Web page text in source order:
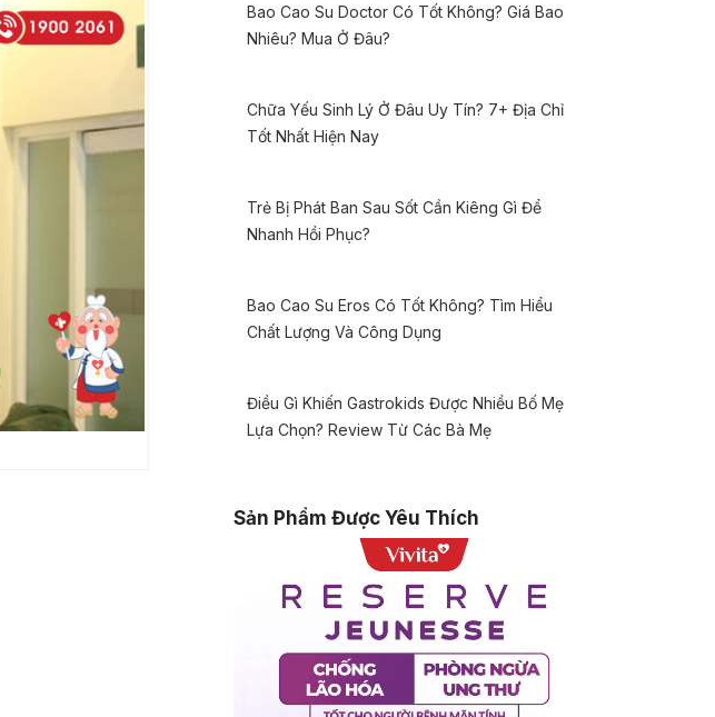
Bao Cao Su Doctor Có Tốt Không? Giá Bao
Nhiêu? Mua Ở Đâu?
Chữa Yếu Sinh Lý Ở Đâu Uy Tín? 7+ Địa Chỉ
Tốt Nhất Hiện Nay
Trẻ Bị Phát Ban Sau Sốt Cần Kiêng Gì Để
Nhanh Hồi Phục?
Bao Cao Su Eros Có Tốt Không? Tìm Hiểu
Chất Lượng Và Công Dụng
Điều Gì Khiến Gastrokids Được Nhiều Bố Mẹ
Lựa Chọn? Review Từ Các Bà Mẹ
Sản Phẩm Được Yêu Thích